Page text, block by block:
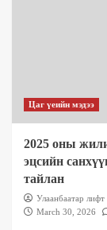
Цаг үеийн мэдээ
2025 оны
эцсийн
тайлан
Улаанбаатар
March 30, 2026